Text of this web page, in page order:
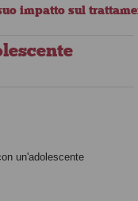
impatto sul
un'adolescente